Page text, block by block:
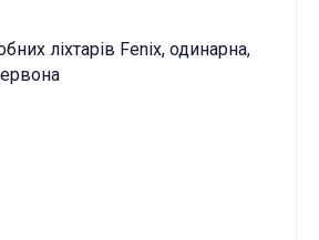
ліхтарів Fenix, одинарна,